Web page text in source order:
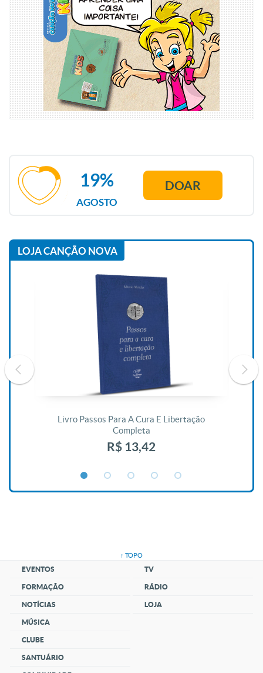
AGOSTO
19% DOAR
LOJA CANÇÃO NOVA
Livro Passos Para A Cura E Libertação
Completa
R$ 13,42
↑ TOPO
EVENTOS
FORMAÇÃO
NOTÍCIAS
MÚSICA
CLUBE
SANTUÁRIO
TV
RÁDIO
LOJA